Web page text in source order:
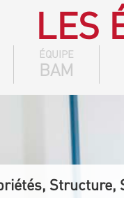
LES
ÉQUIPE
BAM
Structure,